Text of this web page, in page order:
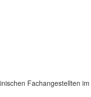
Fachangestellten im